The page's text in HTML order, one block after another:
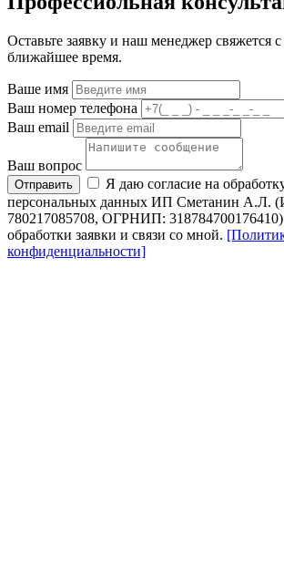
Оставьте заявку и наш менеджер свяжется
ближайшее время.
Ваше имя
Ваш номер телефона
Ваш email
Ваш вопрос
Отправить
Я даю согласие на
персональных данных ИП Сметанин А.Л.
780217085708, ОГРНИП: 318784700176410)
обработки заявки и связи со мной.
конфиденциальности]